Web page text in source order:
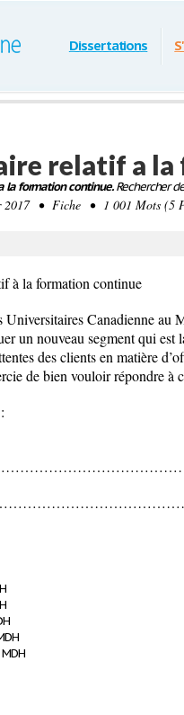
Dissertations
relatif a
la formation continue.Rechercher
2017 • Fiche • 1 001 Mots (5
à la formation continue
Universitaires Canadienne au
un nouveau segment qui
des clients en matière
de bien vouloir répondre à